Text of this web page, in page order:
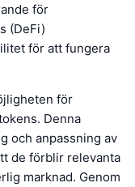
för
(DeFi)
för att fungera
för
Denna
och anpassning av
de förblir relevanta
marknad. Genom